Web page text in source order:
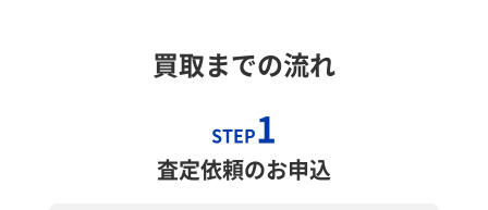
買取までの流れ
STEP1
査定依頼のお申込